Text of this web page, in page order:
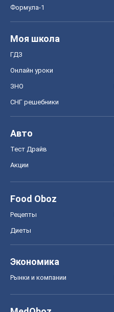
Формула-1
Моя школа
ГДЗ
Онлайн уроки
ЗНО
СНГ решебники
Авто
Тест Драйв
Акции
Food Oboz
Рецепты
Диеты
Экономика
Рынки и компании